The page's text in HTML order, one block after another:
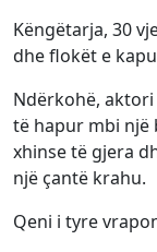
Këngëtarja, 30
dhe flokët e
Ndërkohë,
të hapur mbi një
xhinse të gjera
një çantë krahu.
Qeni i tyre